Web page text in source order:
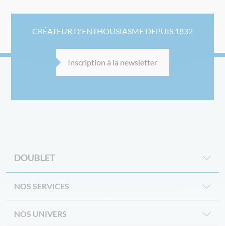
CRÉATEUR D'ENTHOUSIASME DEPUIS 1832
Inscription à la newsletter
DOUBLET
NOS SERVICES
NOS UNIVERS